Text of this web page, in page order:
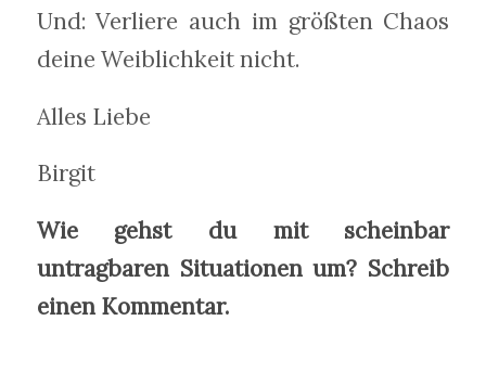
Und: Verliere auch im größten Chaos
deine Weiblichkeit nicht.
Alles Liebe
Birgit
Wie gehst du mit scheinbar
untragbaren Situationen um? Schreib
einen Kommentar.